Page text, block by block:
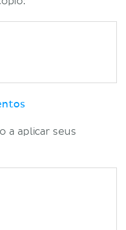
a aplicar seus